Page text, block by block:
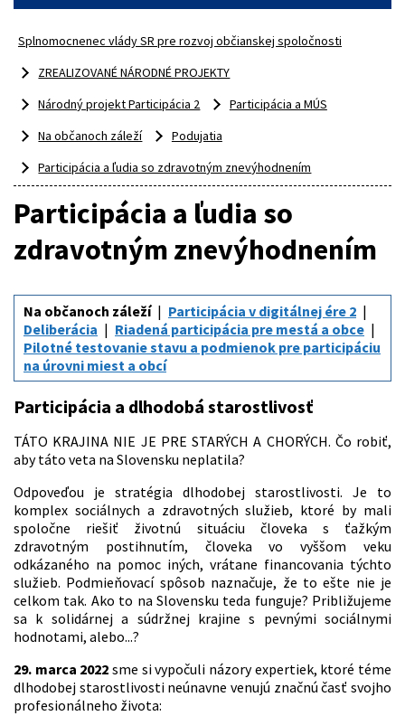
Splnomocnenec vlády SR pre rozvoj občianskej spoločnosti
ZREALIZOVANÉ NÁRODNÉ PROJEKTY
Národný projekt Participácia 2
Participácia a MÚS
Na občanoch záleží
Podujatia
Participácia a ľudia so zdravotným znevýhodnením
Participácia a ľudia so
zdravotným znevýhodnením
Na občanoch záleží
Participácia v digitálnej ére 2
Deliberácia
Riadená participácia pre mestá a obce
Pilotné testovanie stavu a podmienok pre participáciu
na úrovni miest a obcí
Participácia a dlhodobá starostlivosť
TÁTO KRAJINA NIE JE PRE STARÝCH A CHORÝCH. Čo robiť,
aby táto veta na Slovensku neplatila?
Odpoveďou je stratégia dlhodobej starostlivosti. Je to
komplex sociálnych a zdravotných služieb, ktoré by mali
spoločne riešiť životnú situáciu človeka s ťažkým
zdravotným postihnutím, človeka vo vyššom veku
odkázaného na pomoc iných, vrátane financovania týchto
služieb. Podmieňovací spôsob naznačuje, že to ešte nie je
celkom tak. Ako to na Slovensku teda funguje? Približujeme
sa k solidárnej a súdržnej krajine s pevnými sociálnymi
hodnotami, alebo...?
29. marca 2022 sme si vypočuli názory expertiek, ktoré téme
dlhodobej starostlivosti neúnavne venujú značnú časť svojho
profesionálneho života: